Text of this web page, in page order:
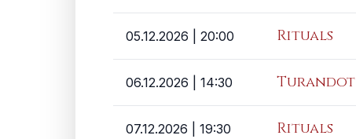
05.12.2026 | 20:00 Rituals
06.12.2026 | 14:30 Turandot
07.12.2026 | 19:30 Rituals